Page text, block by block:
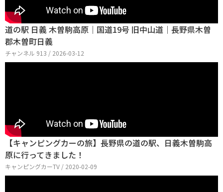
道の駅 日義 木曽駒高原｜国道19号 旧中山道｜長野県木曽
郡木曽町日義
チャンネル 913 / 2026-03-12
【キャンピングカーの旅】長野県の道の駅、日義木曽駒高
原に行ってきました！
キャンピングカーTV / 2020-02-09